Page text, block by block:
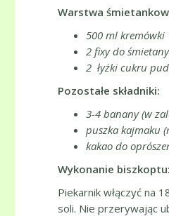
Warstwa
500 ml kremówki
2 fixy do śmietany
2 łyżki cukru
Pozostałe składniki:
3-4 banany (w
puszka kajmaku
kakao do
Wykonanie biszkoptu:
Piekarnik włączyć na
soli. Nie przerywając